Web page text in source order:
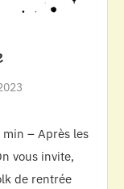
– Après les
vous invite,
de rentrée